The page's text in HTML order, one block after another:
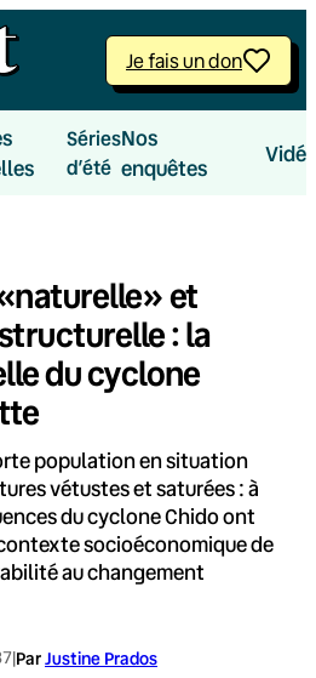
Je fais un don
Séries
d’été
Nos
enquêtes
et
: la
du cyclone
population en situation
vétustes et saturées : à
du cyclone Chido ont
socioéconomique de
au changement
|ParJustine Prados